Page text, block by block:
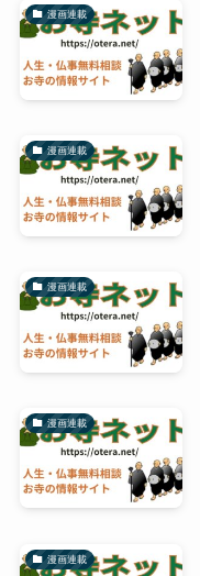
漫画連載
漫画連載
漫画連載
漫画連載
漫画連載